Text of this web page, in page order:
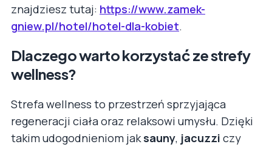
znajdziesz tutaj: https://www.zamek-
gniew.pl/hotel/hotel-dla-kobiet.
Dlaczego warto korzystać ze strefy
wellness?
Strefa wellness to przestrzeń sprzyjająca
regeneracji ciała oraz relaksowi umysłu. Dzięki
takim udogodnieniom jaksauny, jacuzzi czy